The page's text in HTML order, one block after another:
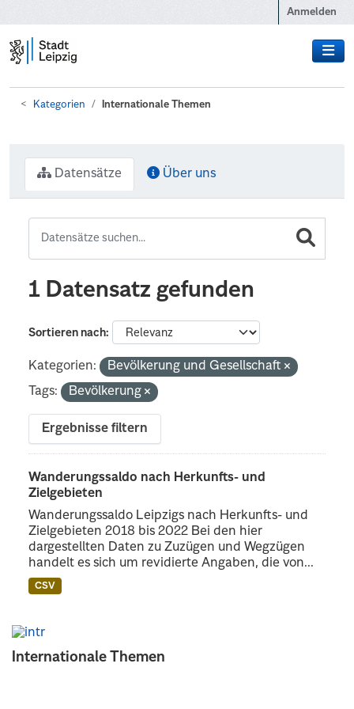
Anmelden
Kategorien Internationale Themen
Internationale Themen
Datensätze Über uns
1 Datensatz gefunden
Sortieren nach
Kategorien:
Bevölkerung und Gesellschaft
Tags:
Bevölkerung
Ergebnisse filtern
Wanderungssaldo nach Herkunfts- und
Zielgebieten
Wanderungssaldo Leipzigs nach Herkunfts- und
Zielgebieten 2018 bis 2022 Bei den hier
dargestellten Daten zu Zuzügen und Wegzügen
handelt es sich um revidierte Angaben, die von...
CSV